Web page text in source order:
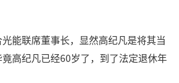
能联席董事长，显然高纪凡是将其当
高纪凡已经60岁了，到了法定退休年